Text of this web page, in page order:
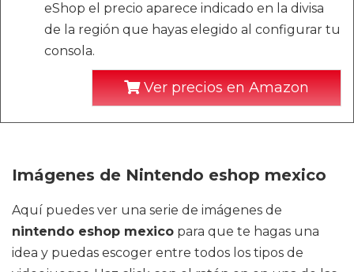
eShop el precio aparece indicado en la divisa
de la región que hayas elegido al configurar tu
consola.
Ver precios en Amazon
Imágenes de Nintendo eshop mexico
Aquí puedes ver una serie de imágenes de
nintendo eshop mexico para que te hagas una
idea y puedas escoger entre todos los tipos de